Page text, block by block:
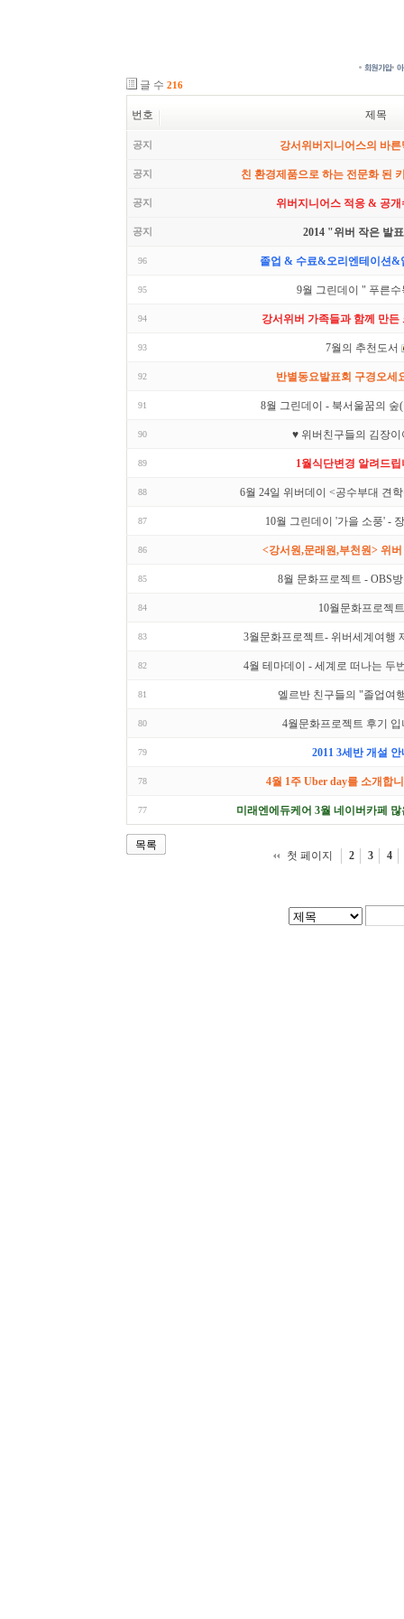
글 수 216
번호 제목
공지 강서위버지니어스의 바른
공지 친 환경제품으로 하는 전문화 된
공지 위버지니어스 적응 & 공개
공지 2014 "위버 작은 발
96 졸업 & 수료&오리엔테이션&
95 9월 그린데이 " 푸른수
94 강서위버 가족들과 함께 만든
93 7월의 추천도서
92 반별동요발표회 구경오세
91 8월 그린데이 - 북서울꿈의 숲
90 ♥ 위버친구들의 김장이
89 1월식단변경 알려드립
88 6월 24일 위버데이 <공수부대 견
87 10월 그린데이 '가을 소풍' -
86 <강서원,문래원,부천원> 위
85 8월 문화프로젝트 - OBS
84 10월문화프로젝트
83 3월문화프로젝트- 위버세계여행
82 4월 테마데이 - 세계로 떠나는 두
81 엘르반 친구들의 "졸업여
80 4월문화프로젝트 후기 입
79 2011 3세반 개설 안
78 4월 1주 Uber day를 소개합
77 미래엔에듀케어 3월 네이버카페
목록
첫 페이지
2 3 4